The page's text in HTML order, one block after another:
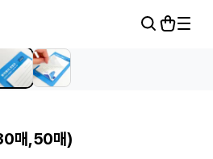
매,50매)